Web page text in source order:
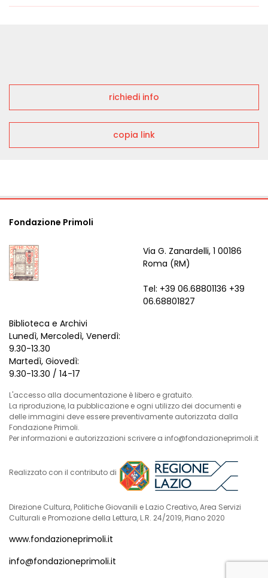
richiedi info
copia link
Fondazione Primoli
Via G. Zanardelli, 1 00186
Roma (RM)
Tel: +39 06.68801136 +39
06.68801827
Biblioteca e Archivi
Lunedì, Mercoledì, Venerdì:
9.30-13.30
Martedì, Giovedì:
9.30-13.30 / 14-17
L'accesso alla documentazione è libero e gratuito.
La riproduzione, la pubblicazione e ogni utilizzo dei documenti e
delle immagini deve essere preventivamente autorizzata dalla
Fondazione Primoli.
Per informazioni e autorizzazioni scrivere a info@fondazioneprimoli.it
Realizzato con il contributo di
Direzione Cultura, Politiche Giovanili e Lazio Creativo, Area Servizi
Culturali e Promozione della Lettura, L.R. 24/2019, Piano 2020
www.fondazioneprimoli.it
info@fondazioneprimoli.it